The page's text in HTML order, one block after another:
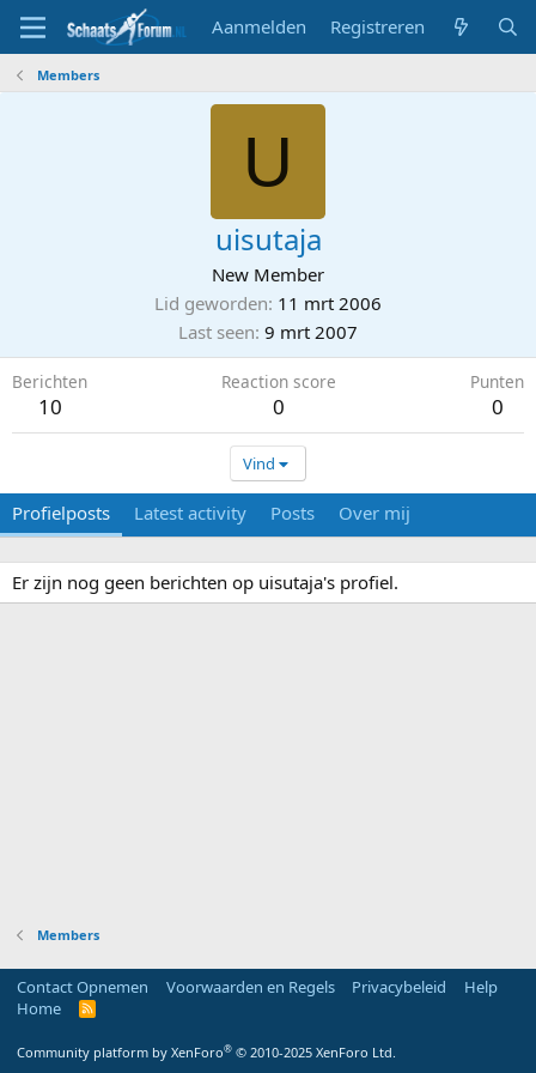
Aanmelden Registreren
Members
U
uisutaja
New Member
Lid geworden 11 mrt 2006
Last seen 9 mrt 2007
Berichten
10
Reaction score
0
Punten
0
Vind
Profielposts Latest activity Posts Over mij
Er zijn nog geen berichten op uisutaja's profiel.
Members
Contact Opnemen Voorwaarden en Regels Privacybeleid
Help
Home
R
Community platform by XenForo® © 2010-2025 XenForo Ltd.